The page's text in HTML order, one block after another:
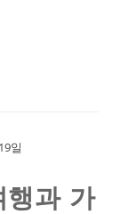
일
행과 가